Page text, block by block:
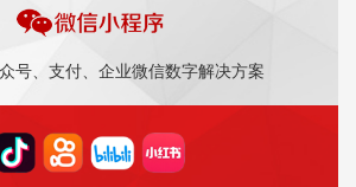
号、支付、企业微信数字解决方案